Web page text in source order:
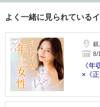
よく一緒に見られている
8/
《
×《